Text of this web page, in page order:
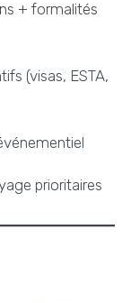
+ formalités
(visas, ESTA,
prioritaires